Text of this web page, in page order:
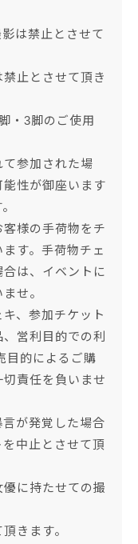
は禁止とさせて
止とさせて頂き
・3脚のご使用
参加された場
性が御座います
様の手荷物をチ
す。手荷物チェ
は、イベントに
せ。
、参加チケット
営利目的での利
目的によるご購
責任を負いませ
が発覚した場合
中止とさせて頂
に持たせての撮
きます。